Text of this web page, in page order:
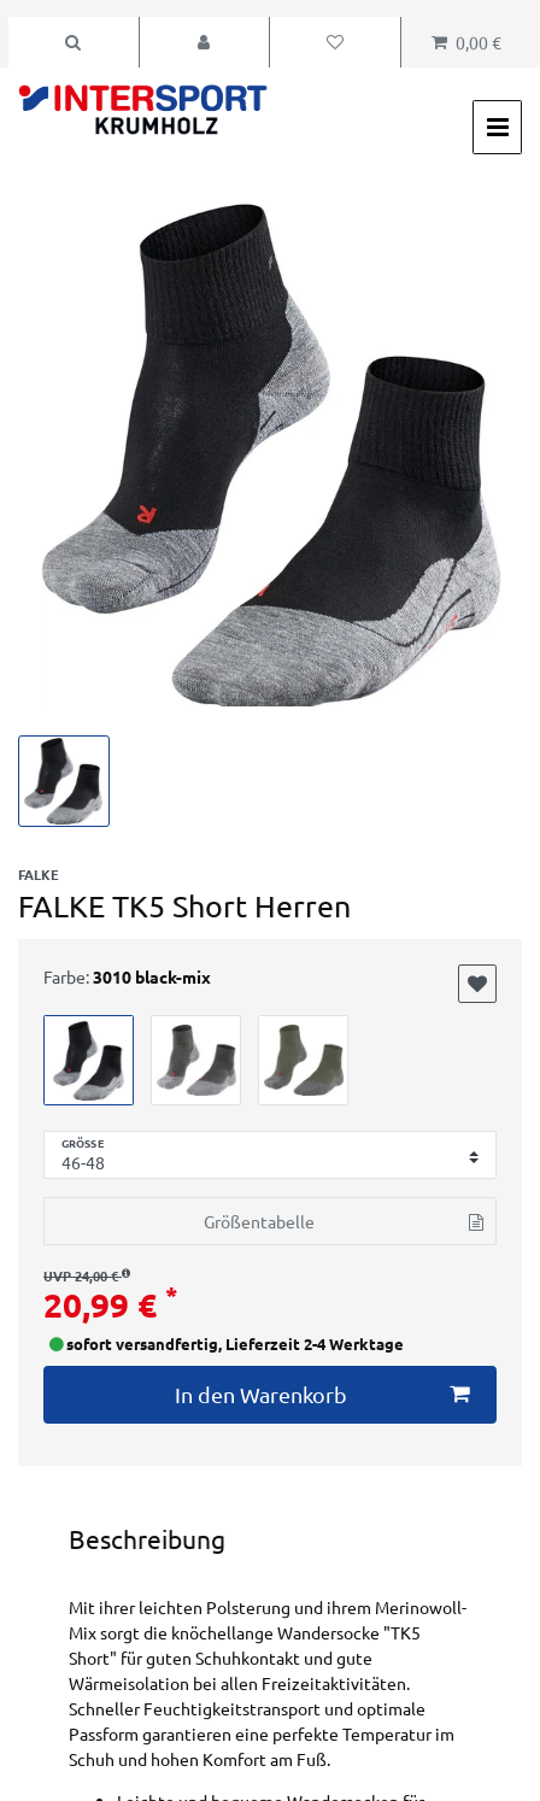
0,00 €
FALKE
FALKE TK5 Short Herren
GRÖSSE
Größentabelle
Farbe:3010 black-mix
UVP 24,00 €
20,99 € *
sofort versandfertig, Lieferzeit 2-4 Werktage
In den Warenkorb
Beschreibung
Mit ihrer leichten Polsterung und ihrem Merinowoll-
Mix sorgt die knöchellange Wandersocke "TK5
Short" für guten Schuhkontakt und gute
Wärmeisolation bei allen Freizeitaktivitäten.
Schneller Feuchtigkeitstransport und optimale
Passform garantieren eine perfekte Temperatur im
Schuh und hohen Komfort am Fuß.